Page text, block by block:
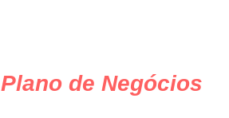
Plano de Negócios